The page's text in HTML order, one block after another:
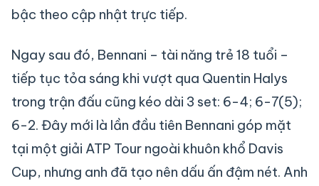
bậc theo cập nhật trực tiếp.
Ngay sau đó, Bennani – tài năng trẻ 18 tuổi –
tiếp tục tỏa sáng khi vượt qua Quentin Halys
trong trận đấu cũng kéo dài 3 set: 6-4; 6-7(5);
6-2. Đây mới là lần đầu tiên Bennani góp mặt
tại một giải ATP Tour ngoài khuôn khổ Davis
Cup, nhưng anh đã tạo nên dấu ấn đậm nét. Anh